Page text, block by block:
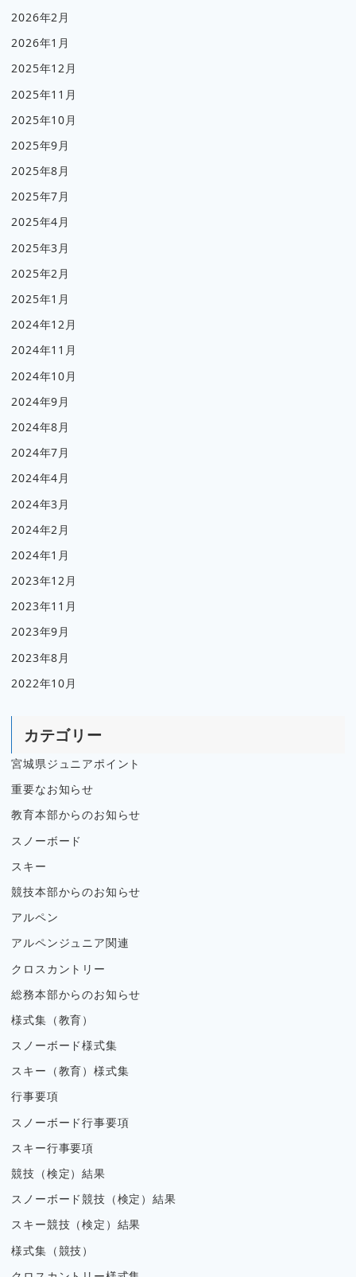
2026年2月
2026年1月
2025年12月
2025年11月
2025年10月
2025年9月
2025年8月
2025年7月
2025年4月
2025年3月
2025年2月
2025年1月
2024年12月
2024年11月
2024年10月
2024年9月
2024年8月
2024年7月
2024年4月
2024年3月
2024年2月
2024年1月
2023年12月
2023年11月
2023年9月
2023年8月
2022年10月
カテゴリー
宮城県ジュニアポイント
重要なお知らせ
教育本部からのお知らせ
スノーボード
スキー
競技本部からのお知らせ
アルペン
アルペンジュニア関連
クロスカントリー
総務本部からのお知らせ
様式集（教育）
スノーボード様式集
スキー（教育）様式集
行事要項
スノーボード行事要項
スキー行事要項
競技（検定）結果
スノーボード競技（検定）結果
スキー競技（検定）結果
様式集（競技）